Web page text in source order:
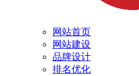
网站首页
网站建设
品牌设计
排名优化